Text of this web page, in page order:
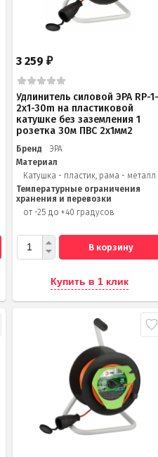
3 259₽
Удлинитель силовой ЭРА RP-
2x1-30m на пластиковой
катушке без заземления 1
розетка 30м ПВС 2x1мм2
Бренд
ЭРА
Материал
Катушка - пластик, рама - металл
Температурные ограничения
хранения и перевозки
от -25 до +40 градусов
В корзину
Купить в 1 клик